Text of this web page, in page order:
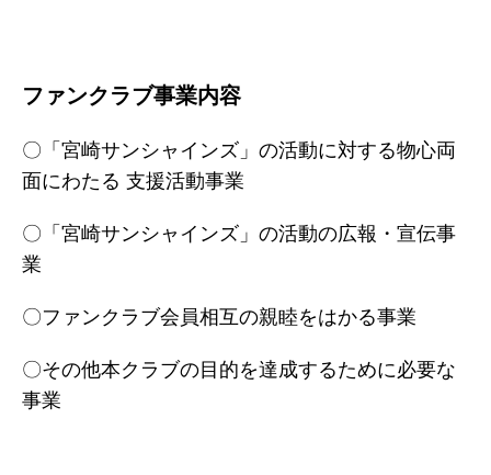
ファンクラブ事業内容
〇「宮崎サンシャインズ」の活動に対する物心両
面にわたる 支援活動事業
〇「宮崎サンシャインズ」の活動の広報・宣伝事
業
〇ファンクラブ会員相互の親睦をはかる事業
〇その他本クラブの目的を達成するために必要な
事業